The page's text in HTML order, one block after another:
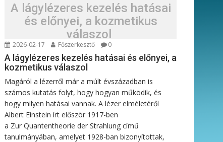
A lágylézeres kezelés hatásai
és előnyei, a kozmetikus
válaszol
2026-02-17 Főszerkesztő 0
A lágylézeres kezelés hatásai és előnyei, a
kozmetikus válaszol
Magáról a lézerről már a múlt évszázadban is
számos kutatás folyt, hogy hogyan működik, és
hogy milyen hatásai vannak. A lézer elméletéről
Albert Einstein írt először 1917-ben
a Zur Quantentheorie der Strahlung című
tanulmányában, amelyet 1928-ban bizonyítottak,